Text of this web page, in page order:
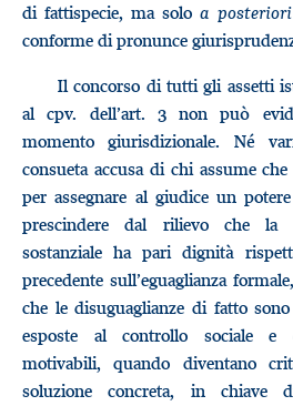
di fattispecie, ma solo a posteriori
conforme di pronunce
Il concorso di tutti gli assetti
al cpv. dell’art. 3 non può
momento giurisdizionale. Né
consueta accusa di chi assume
per assegnare al giudice un
prescindere dal rilievo che la
sostanziale ha pari dignità
precedente sull’eguaglianza
che le disuguaglianze di fatto
esposte al controllo sociale e
motivabili, quando diventano
soluzione concreta, in chiave